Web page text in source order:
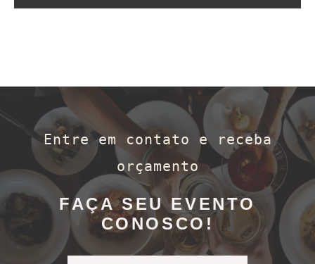
Entre em contato e receba
orçamento
FAÇA SEU EVENTO
CONOSCO!